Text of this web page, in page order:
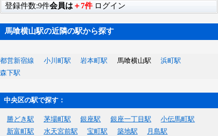
登録件数:9件会員は ＋7件 ログイン
馬喰横山駅の近隣の駅から探す
都営新宿線 小川町駅 岩本町駅 馬喰横山駅
浜町駅
森下駅
中央区の駅で探す：
勝どき駅 茅場町駅 銀座駅 銀座一丁目駅
小伝馬町駅
新富町駅
水天宮前駅 宝町駅 築地駅
月島駅